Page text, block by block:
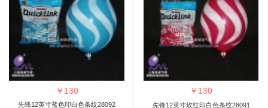
￥ 130
先锋12英寸蓝色印白色条纹28092
￥ 130
先锋12英寸玫红印白色条纹28091